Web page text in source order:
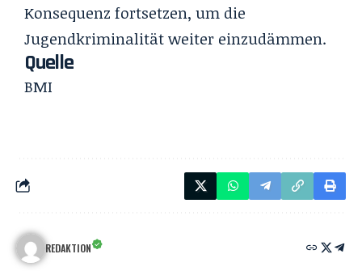
Konsequenz fortsetzen, um die
Jugendkriminalität weiter einzudämmen.
Quelle
BMI
REDAKTION